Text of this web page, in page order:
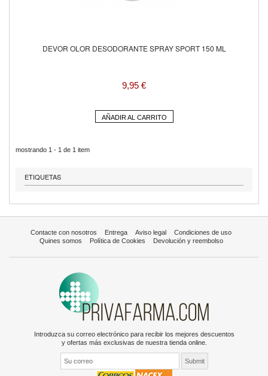
DEVOR OLOR DESODORANTE SPRAY SPORT 150 ML
9,95 €
AÑADIR AL CARRITO
mostrando 1 - 1 de 1 item
ETIQUETAS
Contacte con nosotros Entrega Aviso legal
Condiciones de uso
Quines somos
Política de Cookies Devolución y reembolso
Introduzca su correo electrónico para recibir los mejores descuentos
y ofertas más exclusivas de nuestra tienda online.